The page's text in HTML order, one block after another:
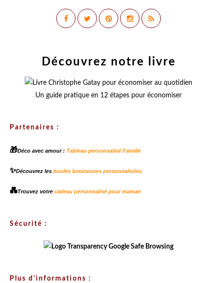
Découvrez notre livre
Un guide pratique en 12 étapes pour économiser
Partenaires :
🎁Déco avec amour : Tableau personnalisé Famille
✨Découvrez les boules lumineuses personnalisées
💑Trouvez votre cadeau personnalisé pour maman
Sécurité :
Plus d'informations :